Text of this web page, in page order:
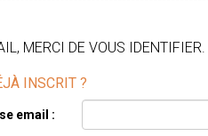
MERCI DE VOUS IDENTIFIER.
INSCRIT ?
email :